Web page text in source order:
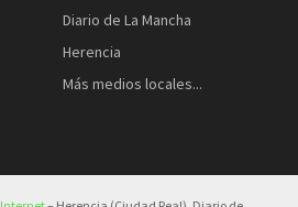
Diario de La Mancha
Herencia
Más medios locales...